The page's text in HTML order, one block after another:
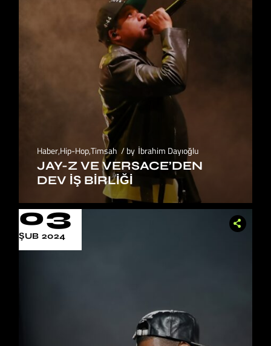
Haber,Hip-Hop,Timsah by İbrahim Dayıoğlu
JAY-Z VE VERSACE’DEN
DEV İŞ BIRLIĞI
03
ŞUB 2024